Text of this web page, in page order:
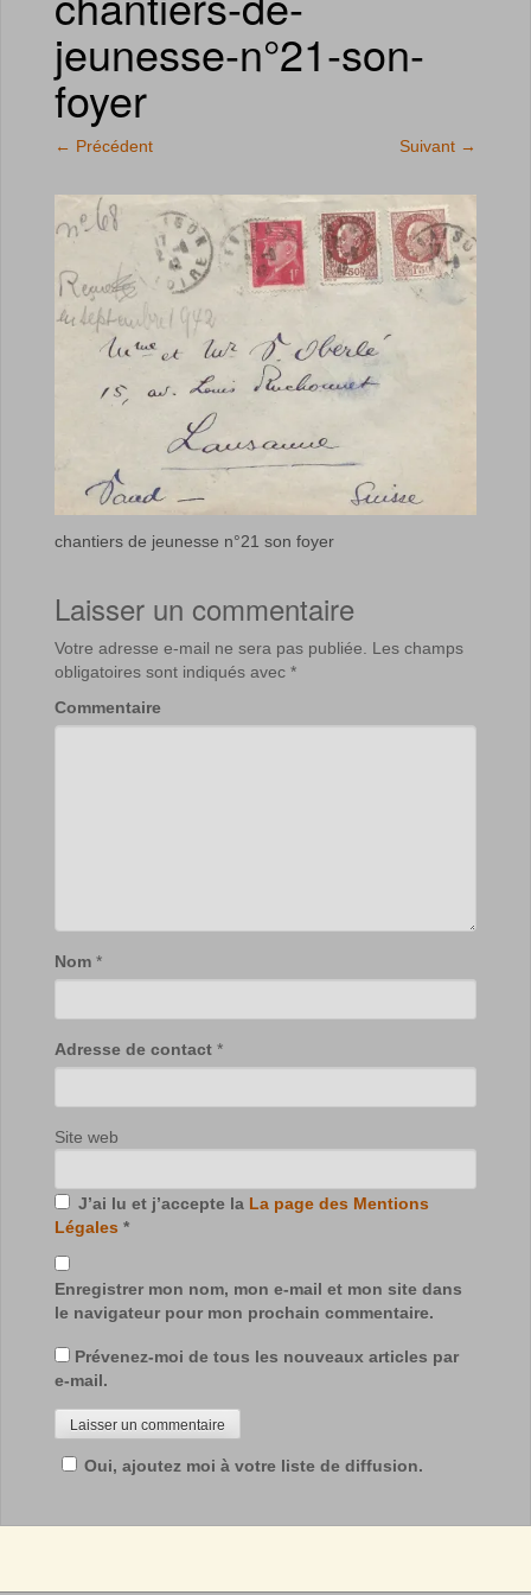
jeunesse-n°21-son-
foyer
← Précédent Suivant →
chantiers de jeunesse n°21 son foyer
Laisser un commentaire
Votre adresse e-mail ne sera pas publiée.
Les champs
obligatoires sont indiqués avec *
Commentaire
Nom *
Adresse de contact *
Site web
J’ai lu et j’accepte la La page des Mentions
Légales *
Enregistrer mon nom, mon e-mail et mon site dans
le navigateur pour mon prochain commentaire.
Prévenez-moi de tous les nouveaux articles par
e-mail.
Oui, ajoutez moi à votre liste de diffusion.